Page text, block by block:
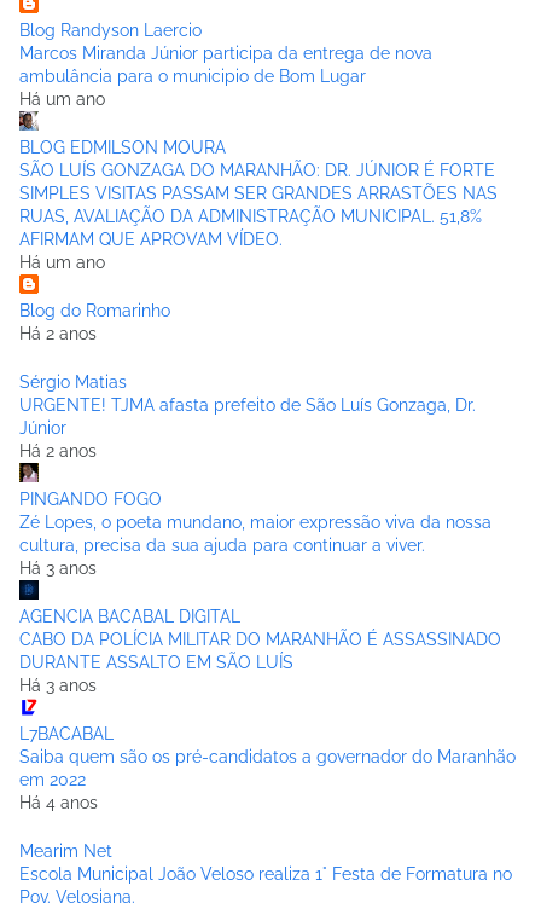
Blog Randyson Laercio
Marcos Miranda Júnior participa da entrega de nova
ambulância para o municipio de Bom Lugar
Há um ano
BLOG EDMILSON MOURA
SÃO LUÍS GONZAGA DO MARANHÃO: DR. JÚNIOR É FORTE
SIMPLES VISITAS PASSAM SER GRANDES ARRASTÕES NAS
RUAS, AVALIAÇÃO DA ADMINISTRAÇÃO MUNICIPAL. 51,8%
AFIRMAM QUE APROVAM VÍDEO.
Há um ano
Blog do Romarinho
Há 2 anos
Sérgio Matias
URGENTE! TJMA afasta prefeito de São Luís Gonzaga, Dr.
Júnior
Há 2 anos
PINGANDO FOGO
Zé Lopes, o poeta mundano, maior expressão viva da nossa
cultura, precisa da sua ajuda para continuar a viver.
Há 3 anos
AGENCIA BACABAL DIGITAL
CABO DA POLÍCIA MILITAR DO MARANHÃO É ASSASSINADO
DURANTE ASSALTO EM SÃO LUÍS
Há 3 anos
L7BACABAL
Saiba quem são os pré-candidatos a governador do Maranhão
em 2022
Há 4 anos
Mearim Net
Escola Municipal João Veloso realiza 1° Festa de Formatura no
Pov. Velosiana.